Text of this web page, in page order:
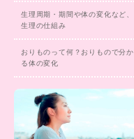
生理周期・期間や体の変化など、
生理の仕組み
おりものって何？おりもので分か
る体の変化